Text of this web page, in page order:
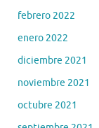
febrero 2022
enero 2022
diciembre 2021
noviembre 2021
octubre 2021